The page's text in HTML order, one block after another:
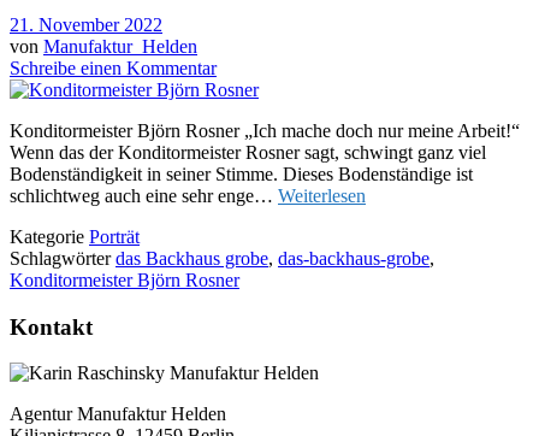
21. November 2022
von Manufaktur_Helden
Schreibe einen Kommentar
Konditormeister Björn Rosner „Ich mache doch nur meine Arbeit!“
Wenn das der Konditormeister Rosner sagt, schwingt ganz viel
Bodenständigkeit in seiner Stimme. Dieses Bodenständige ist
schlichtweg auch eine sehr enge… Weiterlesen
Kategorie Porträt
Schlagwörterdas Backhaus grobe, das-backhaus-grobe,
Konditormeister Björn Rosner
Kontakt
Agentur Manufaktur Helden